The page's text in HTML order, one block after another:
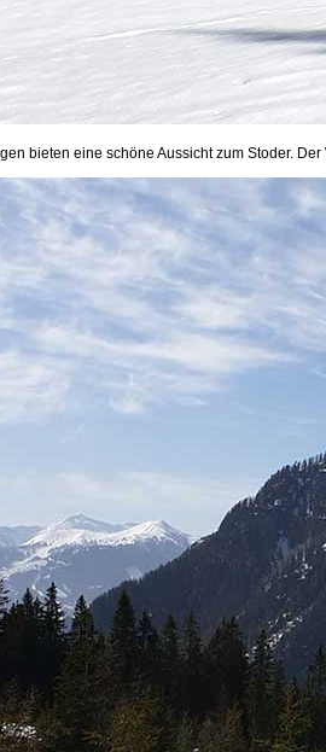
bieten eine schöne Aussicht zum Stoder.